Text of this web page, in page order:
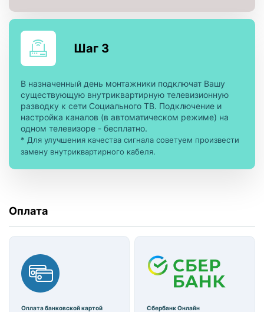
Шаг 3
В назначенный день монтажники подключат Вашу
существующую внутриквартирную телевизионную
разводку к сети Социального ТВ. Подключение и
настройка каналов (в автоматическом режиме) на
одном телевизоре - бесплатно.
* Для улучшения качества сигнала советуем произвести
замену внутриквартирного кабеля.
Оплата
Оплата банковской картой Сбербанк Онлайн